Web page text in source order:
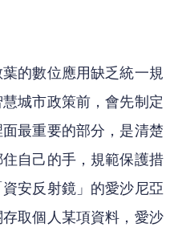
的數位應用缺乏統一規
城市政策前，會先制定
最重要的部分，是清楚
自己的手，規範保護措
安反射鏡」的愛沙尼亞
取個人某項資料，愛沙